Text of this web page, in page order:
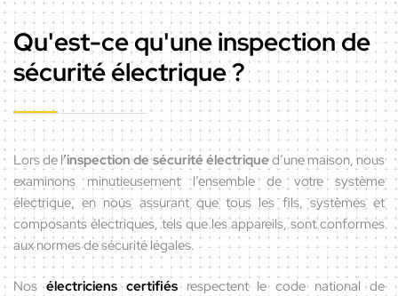
Qu'est-ce qu'une inspection de
sécurité électrique ?
Lors de l’inspection de sécurité électriqued’une maison, nous
examinons minutieusement l’ensemble de votre système
électrique, en nous assurant que tous les fils, systèmes et
composants électriques, tels que les appareils, sont conformes
aux normes de sécurité légales.
Nosélectriciens certifiésrespectent le code national de